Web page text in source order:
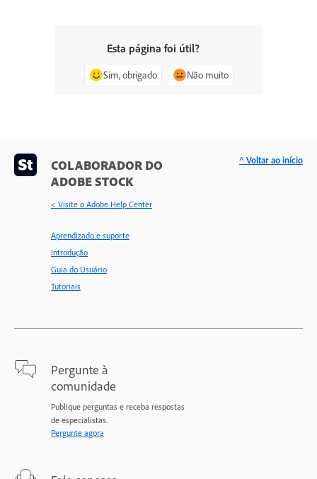
Esta página foi útil?
Sim, obrigado Não muito
COLABORADOR DO
ADOBE STOCK
< Visite o Adobe Help Center
Aprendizado e suporte
Introdução
Guia do Usuário
Tutoriais
Pergunte à
comunidade
Publique perguntas e receba respostas
de especialistas.
Pergunte agora
^ Voltar ao início